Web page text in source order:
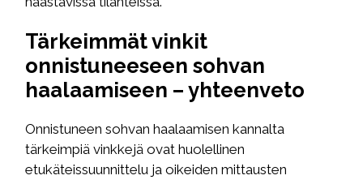
Tärkeimmät vinkit
onnistuneeseen sohvan
haalaamiseen – yhteenveto
Onnistuneen sohvan haalaamisen kannalta
tärkeimpiä vinkkejä ovat huolellinen
etukäteissuunnittelu ja oikeiden mittausten